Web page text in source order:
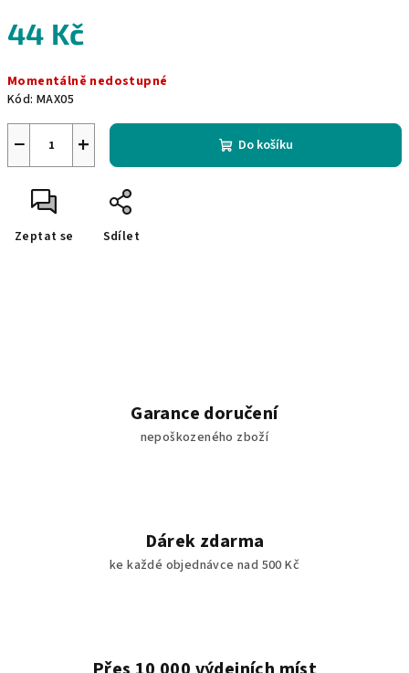
44 Kč
cena:
Momentálně nedostupné
Kód: MAX05
+
− Do košíku
Zeptat se Sdílet
Garance doručení
nepoškozeného zboží
Dárek zdarma
ke každé objednávce nad 500 Kč